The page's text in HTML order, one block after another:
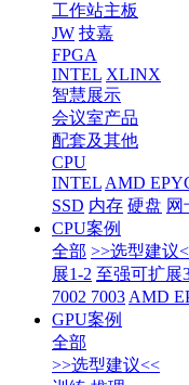
工作站主板
JW 技嘉
FPGA
INTEL XLINX
智慧展示
会议室产品
配套及其他
CPU
INTEL AMD
SSD 内存 硬盘 网
CPU案例
全部 >>选型建议
展1-2 至强可扩展
7002 7003 AMD
GPU案例
全部
>>选型建议<<